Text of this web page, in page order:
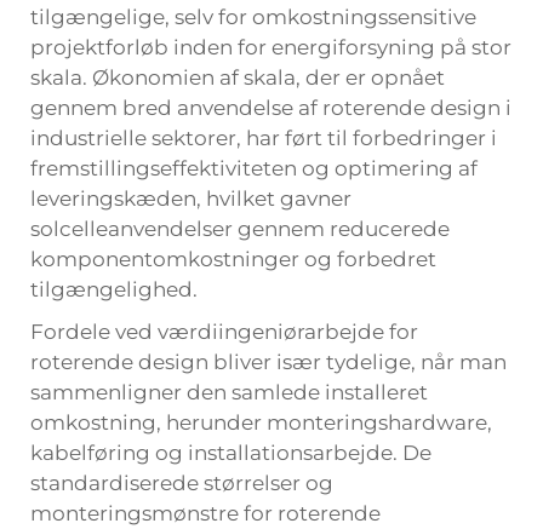
tilgængelige, selv for omkostningssensitive
projektforløb inden for energiforsyning på stor
skala. Økonomien af skala, der er opnået
gennem bred anvendelse af roterende design i
industrielle sektorer, har ført til forbedringer i
fremstillingseffektiviteten og optimering af
leveringskæden, hvilket gavner
solcelleanvendelser gennem reducerede
komponentomkostninger og forbedret
tilgængelighed.
Fordele ved værdiingeniørarbejde for
roterende design bliver især tydelige, når man
sammenligner den samlede installeret
omkostning, herunder monteringshardware,
kabelføring og installationsarbejde. De
standardiserede størrelser og
monteringsmønstre for roterende